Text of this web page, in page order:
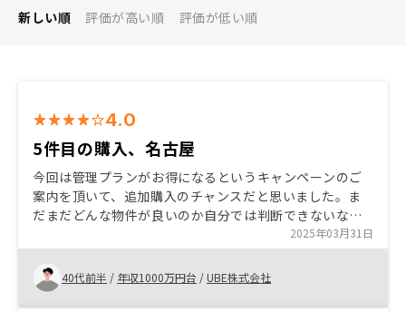
新しい順 評価が高い順 評価が低い順
4.0
5件目の購入、名古屋
今回は管理プランがお得になるというキャンペーンのご
案内を頂いて、追加購入のチャンスだと思いました。ま
だまだどんな物件が良いのか自分では判断できないな
か、減価償却を大きく取れる物件をご紹介いただきまし
た。ありがとうございました！ 営業担当がお忙しすぎる
のか？最近タイムリーなやり取りができず、不安になり
ます。体制の整備をお願いします。
2025年03月31日
40代前半 / 年収1000万円台 /UBE株式会社